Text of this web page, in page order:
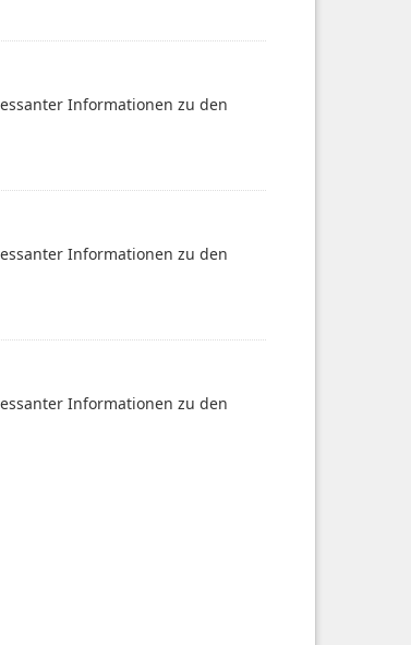
Informationen zu den
Informationen zu den
Informationen zu den